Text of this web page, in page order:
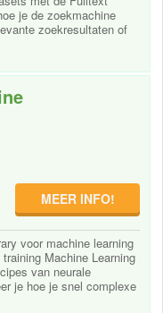
je de zoekmachine
zoekresultaten of
MEER INFO!
voor machine learning
Machine Learning
van neurale
je hoe je snel complexe